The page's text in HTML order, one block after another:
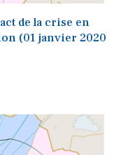
de la crise en
(01 janvier 2020